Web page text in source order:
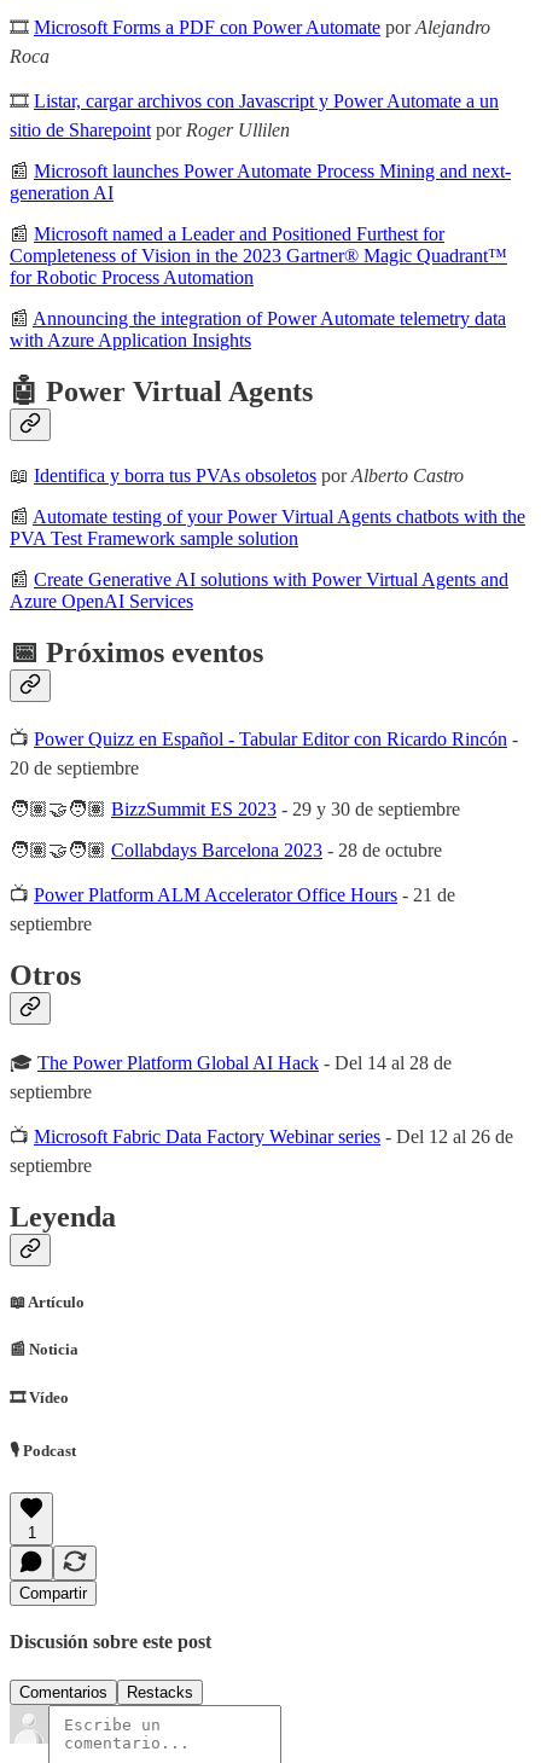
🎞 Microsoft Forms a PDF con Power Automate porAlejandro
Roca
🎞 Listar, cargar archivos con Javascript y Power Automate a un
sitio de Sharepoint por Roger Ullilen
📰 Microsoft launches Power Automate Process Mining and next-
generation AI
📰 Microsoft named a Leader and Positioned Furthest for
Completeness of Vision in the 2023 Gartner® Magic Quadrant™
for Robotic Process Automation
📰 Announcing the integration of Power Automate telemetry data
with Azure Application Insights
🤖 Power Virtual Agents
📖 Identifica y borra tus PVAs obsoletos porAlberto Castro
📰 Automate testing of your Power Virtual Agents chatbots with the
PVA Test Framework sample solution
📰 Create Generative AI solutions with Power Virtual Agents and
Azure OpenAI Services
📅 Próximos eventos
📺 Power Quizz en Español - Tabular Editor con Ricardo Rincón -
20 de septiembre
🧑🏽‍🤝‍🧑🏽 BizzSummit ES 2023 - 29 y 30 de septiembre
🧑🏽‍🤝‍🧑🏽 Collabdays Barcelona 2023 - 28 de octubre
📺 Power Platform ALM Accelerator Office Hours - 21 de
septiembre
Otros
🎓 The Power Platform Global AI Hack - Del 14 al 28 de
septiembre
📺 Microsoft Fabric Data Factory Webinar series - Del 12 al 26 de
septiembre
Leyenda
📖 Artículo
📰​ Noticia
🎞 Vídeo
🎙 Podcast
1
Compartir
Discusión sobre este post
Comentarios Restacks